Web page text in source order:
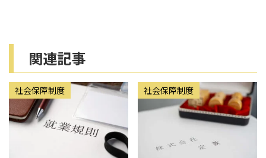
関連記事
社会保障制度 社会保障制度